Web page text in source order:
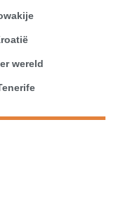
wereld